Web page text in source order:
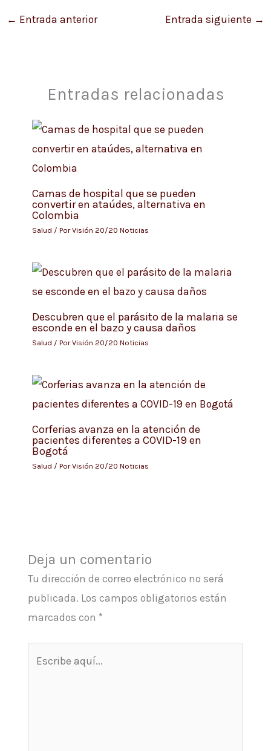
← Entrada anterior Entrada siguiente →
Entradas relacionadas
Camas de hospital que se pueden
convertir en ataúdes, alternativa en
Colombia
Salud / PorVisión 20/20 Noticias
Descubren que el parásito de la malaria se
esconde en el bazo y causa daños
Salud / PorVisión 20/20 Noticias
Corferias avanza en la atención de
pacientes diferentes a COVID-19 en
Bogotá
Salud / PorVisión 20/20 Noticias
Deja un comentario
Tu dirección de correo electrónico no será
publicada. Los campos obligatorios están
marcados con *